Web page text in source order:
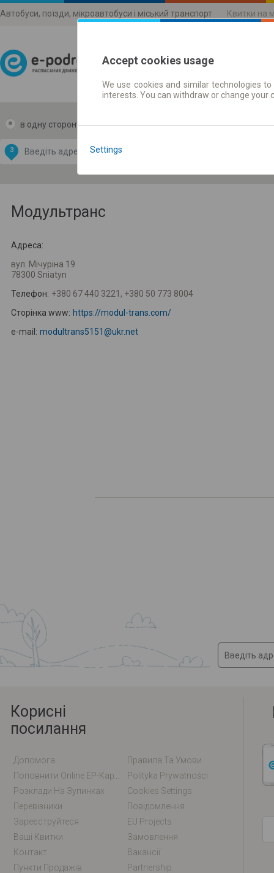
Автобуси, поїзди, мікроавтобуси і міський транспорт Квитки на
Розклади руху
в одну сторону в дві сторони
З
by
OpenStreetMap
Модультранс
Адреса:
вул. Мічуріна 19
78300 Sniatyn
Телефон: +380 67 440 3221, +380 50 773 8004
Сторінка www: https://modul-trans.com/
e-mail: modultrans5151@ukr.net
Корисні
посилання
Допомога
Правила Та Умови
Polityka Prywatności
Розклади На Зупинках
Cookies Settings
Перевізники
Повідомлення
Зареєструйтеся
EU Projects
Ваші Квитки
Замовлення
Контакт
Вакансії
Пункти Продажів
Partnership
Accept cookies usage
We use cookies and similar technologies
interests. You can withdraw or change
Settings